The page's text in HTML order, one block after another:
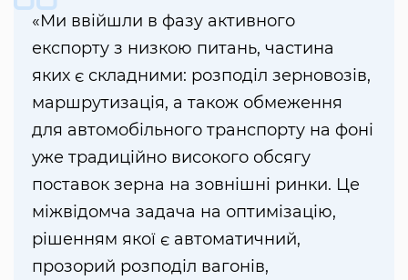
«Ми ввійшли в фазу активного
експорту з низкою питань, частина
яких є складними: розподіл зерновозів,
маршрутизація, а також обмеження
для автомобільного транспорту на фоні
уже традиційно високого обсягу
поставок зерна на зовнішні ринки. Це
міжвідомча задача на оптимізацію,
рішенням якої є автоматичний,
прозорий розподіл вагонів,